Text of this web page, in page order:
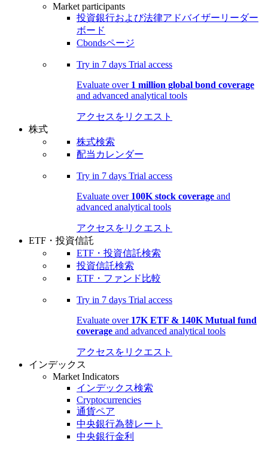
Market participants
投資銀行および法律アドバイザーリーダー
ボード
Cbondsページ
Try in 7 days Trial access
Evaluate over 1 million global bond coverage
and advanced analytical tools
アクセスをリクエスト
株式
株式検索
配当カレンダー
Try in 7 days Trial access
Evaluate over 100K stock coverage and
advanced analytical tools
アクセスをリクエスト
ETF・投資信託
ETF・投資信託検索
投資信託検索
ETF・ファンド比較
Try in 7 days Trial access
Evaluate over 17K ETF & 140K Mutual fund
coverage and advanced analytical tools
アクセスをリクエスト
インデックス
Market Indicators
インデックス検索
Cryptocurrencies
通貨ペア
中央銀行為替レート
中央銀行金利